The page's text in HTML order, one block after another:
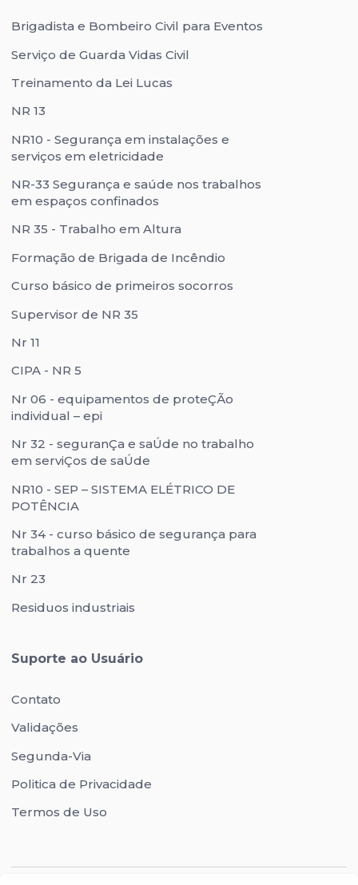
Brigadista e Bombeiro Civil para Eventos
Serviço de Guarda Vidas Civil
Treinamento da Lei Lucas
NR 13
NR10 - Segurança em instalações e
serviços em eletricidade
NR-33 Segurança e saúde nos trabalhos
em espaços confinados
NR 35 - Trabalho em Altura
Formação de Brigada de Incêndio
Curso básico de primeiros socorros
Supervisor de NR 35
Nr 11
CIPA - NR 5
Nr 06 - equipamentos de proteÇÃo
individual – epi
Nr 32 - seguranÇa e saÚde no trabalho
em serviÇos de saÚde
NR10 - SEP – SISTEMA ELÉTRICO DE
POTÊNCIA
Nr 34 - curso básico de segurança para
trabalhos a quente
Nr 23
Residuos industriais
Suporte ao Usuário
Contato
Validações
Segunda-Via
Politica de Privacidade
Termos de Uso